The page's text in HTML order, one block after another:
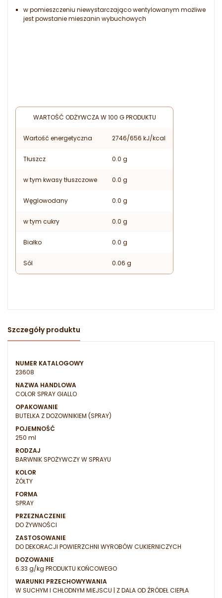
w pomieszczeniu niewystarczająco wentylowanym możliwe
jest powstanie mieszanin wybuchowych
WARTOŚĆ ODŻYWCZA W 100 G PRODUKTU
Wartość energetyczna 2746/656 kJ/kcal
Tłuszcz 0.0 g
w tym kwasy tłuszczowe 0.0 g
Węglowodany 0.0 g
w tym cukry 0.0 g
Białko 0.0 g
Sól 0.06 g
Szczegóły produktu
NUMER KATALOGOWY
23608
NAZWA HANDLOWA
COLOR SPRAY GIALLO
OPAKOWANIE
BUTELKA Z DOZOWNIKIEM (SPRAY)
POJEMNOŚĆ
250 ml
RODZAJ
BARWNIK SPOŻYWCZY W SPRAYU
KOLOR
ŻÓŁTY
FORMA
SPRAY
PRZEZNACZENIE
DO ŻYWNOŚCI
ZASTOSOWANIE
DO DEKORACJI POWIERZCHNI WYROBÓW CUKIERNICZYCH
DOZOWANIE
6.33 g/kg PRODUKTU KOŃCOWEGO
WARUNKI PRZECHOWYWANIA
W SUCHYM I CHŁODNYM MIEJSCU | Z DALA OD ŹRÓDEŁ CIEPŁA